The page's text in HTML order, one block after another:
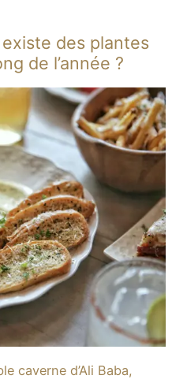
existe des plantes
de l’année ?
caverne d’Ali Baba,